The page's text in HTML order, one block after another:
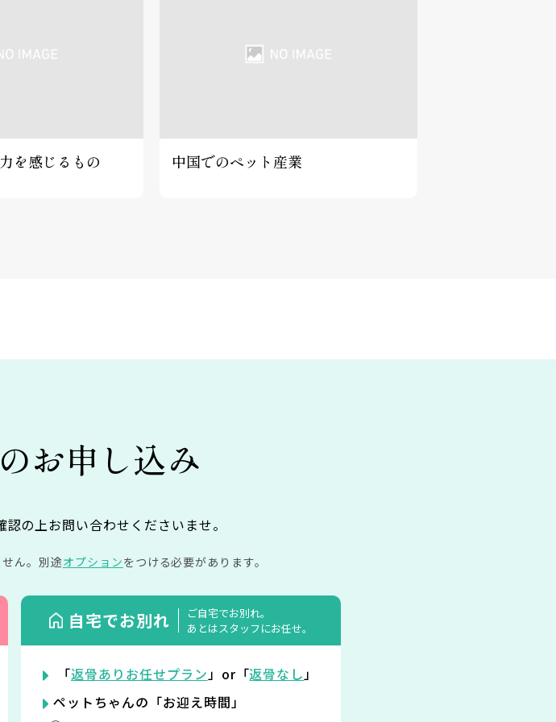
を感じるもの 中国でのペット産業
お申し込み
の上お問い合わせくださいませ。
ん。 別途オプションをつける必要があります。
自宅でお別れ
ご自宅でお別れ。
あとはスタッフにお任せ。
「返骨ありお任せプラン」or「返骨なし」
ペットちゃんの「お迎え時間」